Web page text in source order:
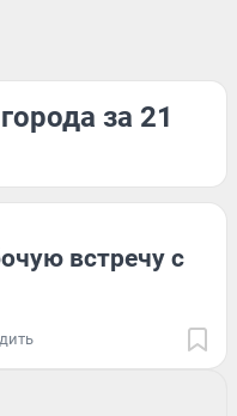
за 21
встречу с